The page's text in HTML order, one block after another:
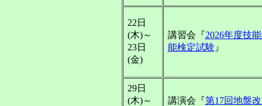
22日
(木)～
23日
(金)
講習会『2026年度技
能検定試験 』
29日
(木)～
講演会『第17回地盤